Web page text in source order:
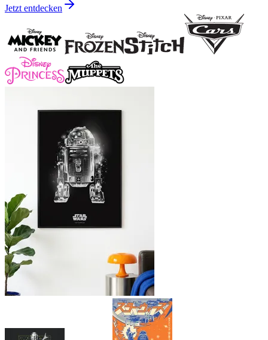
Jetzt entdecken